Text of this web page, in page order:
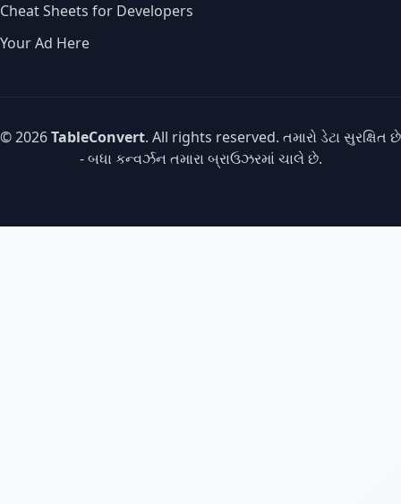
Cheat Sheets for Developers
Your Ad Here
© 2026TableConvert. All rights reserved. તમારો ડેટા સુરક્ષિત છે
- બધા કન્વર્ઝન તમારા બ્રાઉઝરમાં ચાલે છે.